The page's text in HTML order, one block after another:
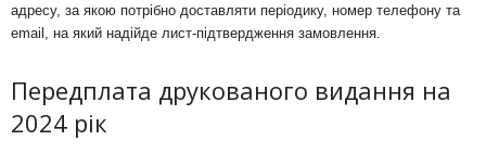
адресу, за якою потрібно доставляти періодику, номер телефону та
email, на який надійде лист-підтвердження замовлення.
Передплата друкованого видання на
2024 рік